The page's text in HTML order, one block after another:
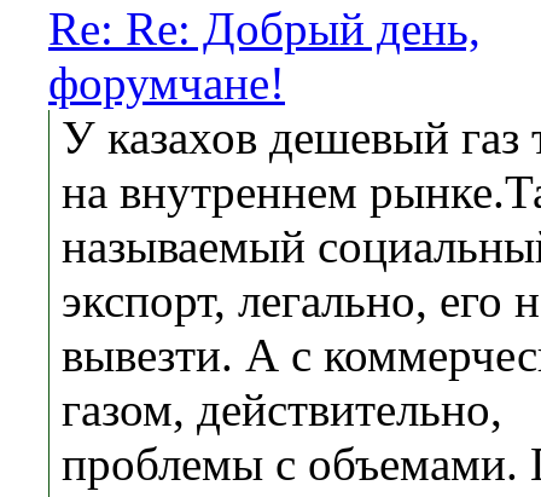
Re: Re: Добрый день,
форумчане!
У казахов дешевый газ
на внутреннем
называемый
экспорт, легально, его
вывезти. А с
газом, действительно,
проблемы с объемами.